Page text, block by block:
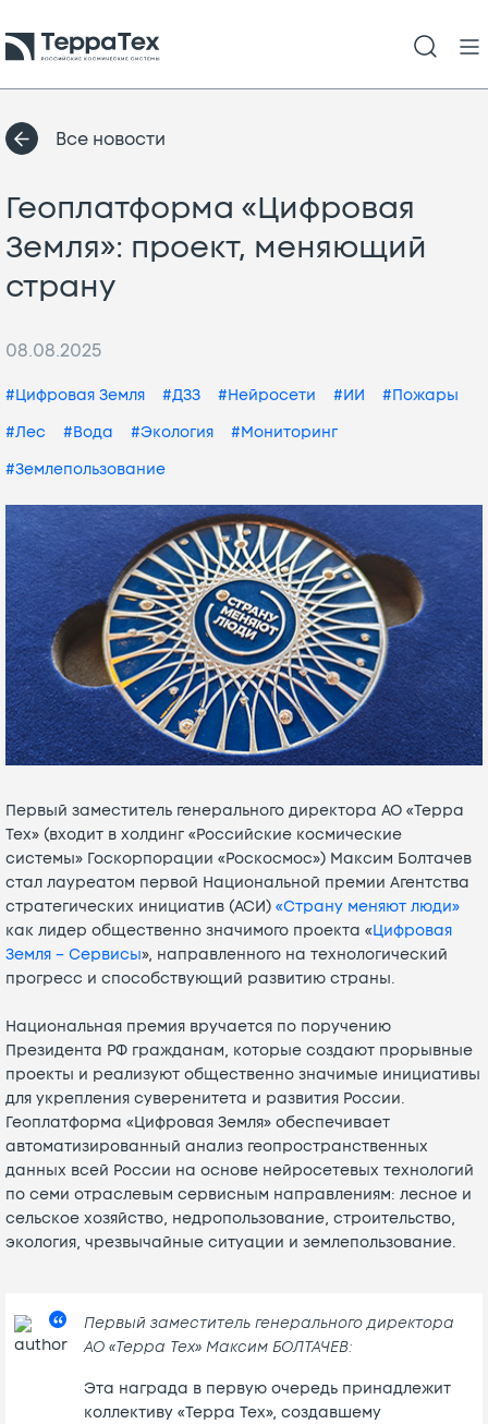
Все новости
Геоплатформа «Цифровая
Земля»: проект, меняющий
страну
08.08.2025
#Цифровая Земля #ДЗЗ #Нейросети #ИИ
#Пожары
#Лес
#Вода #Экология
#Мониторинг
#Землепользование
Первый заместитель генерального директора АО «Терра
Тех» (входит в холдинг «Российские космические
системы» Госкорпорации «Роскосмос») Максим Болтачев
стал лауреатом первой Национальной премии Агентства
стратегических инициатив (АСИ) «Страну меняют люди»
как лидер общественно значимого проекта «Цифровая
Земля – Сервисы», направленного на технологический
прогресс и способствующий развитию страны.
Национальная премия вручается по поручению
Президента РФ гражданам, которые создают прорывные
проекты и реализуют общественно значимые инициативы
для укрепления суверенитета и развития России.
Геоплатформа «Цифровая Земля» обеспечивает
автоматизированный анализ геопространственных
данных всей России на основе нейросетевых технологий
по семи отраслевым сервисным направлениям: лесное и
сельское хозяйство, недропользование, строительство,
экология, чрезвычайные ситуации и землепользование.
Первый заместитель генерального директора
АО «Терра Тех» Максим БОЛТАЧЕВ:
Эта награда в первую очередь принадлежит
коллективу «Терра Тех», создавшему